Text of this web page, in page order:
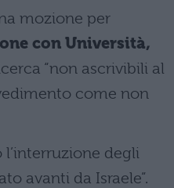
mozione per
con Università,
“non ascrivibili al
come non
degli
avanti da Israele”.